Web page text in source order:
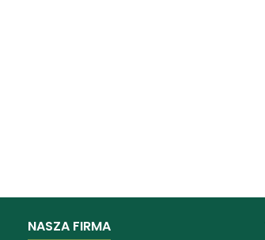
NASZA FIRMA